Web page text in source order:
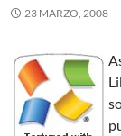
23 MARZO, 2008